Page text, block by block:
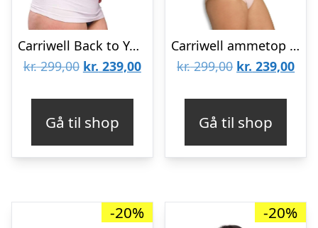
Carriwell Back to You Ammetop – Cami sømløs – hvid
kr.299,00 Den
var:
kr. 299,00.
kr. 239,00Den
kr. 239,00.
Gå til shop
Carriwell ammetop med shapewear, sort – Carriwell – Lingerie – Buump
kr.299,00 Den
var:
kr. 299,00.
kr. 239,00Den
kr.
Gå til shop
-20% -20%